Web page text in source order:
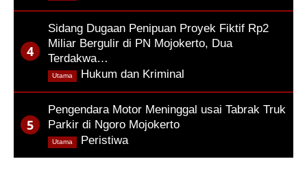
Sidang Dugaan Penipuan Proyek Fiktif Rp2
Miliar Bergulir di PN Mojokerto, Dua
Terdakwa…
Hukum dan Kriminal
Utama
Pengendara Motor Meninggal usai Tabrak Truk
Parkir di Ngoro Mojokerto
Peristiwa
Utama